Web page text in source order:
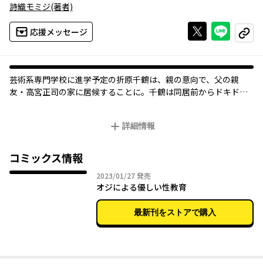
詩織モミジ(著者)
応援メッセージ Xで投稿する
ライン
コピー
芸術系専門学校に進学予定の折原千鶴は、親の意向で、父の親
友・高宮正司の家に居候することに。千鶴は同居前からドキドキ
しかし正司は、この同居にあまり乗り気でないようで…。ところ
見してしまったことで事態は一変！ そのオモチャはオモチャで
も、大人のオモチャ――アダルトグッズだったのだ！ なんと正司
は、女性用のアダルトグッズの開発者だという。興味津々の千鶴
に、正司はおもちゃをプレゼント。しかしＨなことに疎い千鶴
は、正司に使い方の教えを乞い…!? オジさまから教わる“性教
育”は、一体どうなっちゃうの…!?
詳細情報
コミックス情報
2023/01/272023年01月27日
発売
オジによる優しい性教育
最新刊をストアで購入